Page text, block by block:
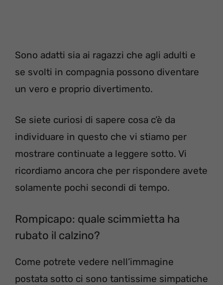
Sono adatti sia ai ragazzi che agli adulti e
se svolti in compagnia possono diventare
un vero e proprio divertimento.
Se siete curiosi di sapere cosa c’è da
individuare in questo che vi stiamo per
mostrare continuate a leggere sotto. Vi
ricordiamo ancora che per rispondere avete
solamente pochi secondi di tempo.
Rompicapo: quale scimmietta ha
rubato il calzino?
Come potrete vedere nell’immagine
postata sotto ci sono tantissime simpatiche